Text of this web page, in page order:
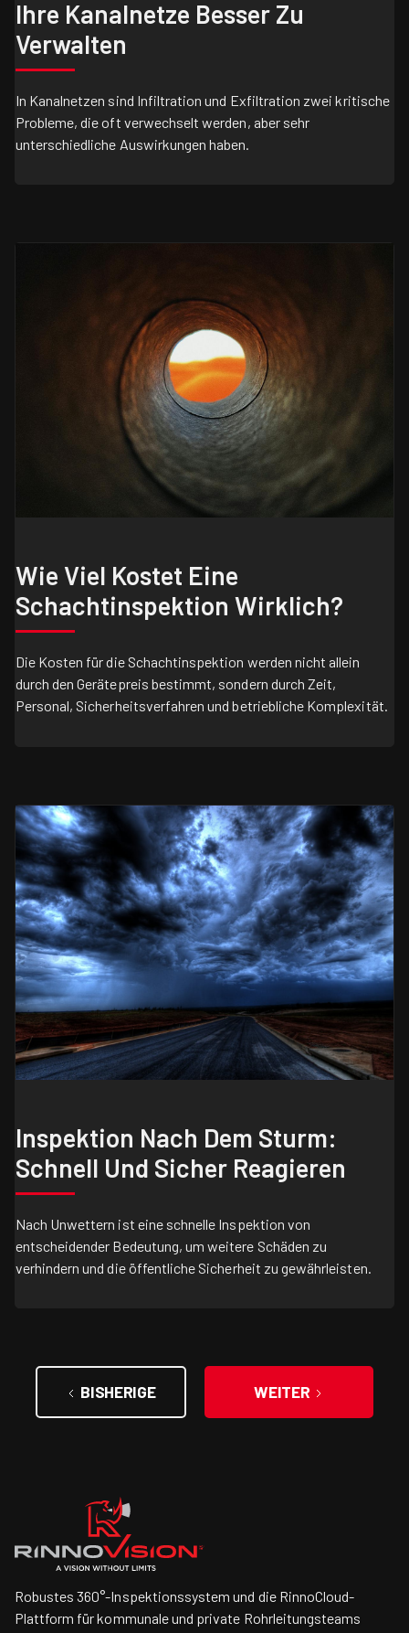
Ihre Kanalnetze Besser Zu
Verwalten
In Kanalnetzen sind Infiltration und Exfiltration zwei kritische
Probleme, die oft verwechselt werden, aber sehr
unterschiedliche Auswirkungen haben.
Wie Viel Kostet Eine
Schachtinspektion Wirklich?
Die Kosten für die Schachtinspektion werden nicht allein
durch den Gerätepreis bestimmt, sondern durch Zeit,
Personal, Sicherheitsverfahren und betriebliche Komplexität.
Inspektion Nach Dem Sturm:
Schnell Und Sicher Reagieren
Nach Unwettern ist eine schnelle Inspektion von
entscheidender Bedeutung, um weitere Schäden zu
verhindern und die öffentliche Sicherheit zu gewährleisten.
BISHERIGE WEITER
Robustes 360°-Inspektionssystem und die RinnoCloud-
Plattform für kommunale und private Rohrleitungsteams